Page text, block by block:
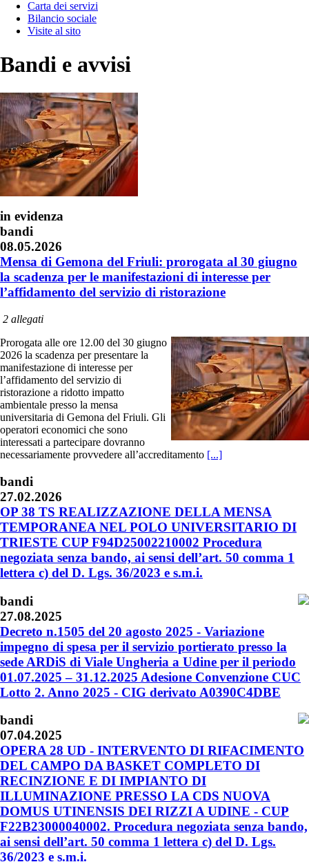
Carta dei servizi
Bilancio sociale
Visite al sito
Bandi e avvisi
in evidenza
bandi
08.05.2026
Mensa di Gemona del Friuli: prorogata al 30 giugno
la scadenza per le manifestazioni di interesse per
l’affidamento del servizio di ristorazione
2 allegati
Prorogata alle ore 12.00 del 30 giugno
2026 la scadenza per presentare la
manifestazione di interesse per
l’affidamento del servizio di
ristorazione a ridotto impatto
ambientale presso la mensa
universitaria di Gemona del Friuli. Gli
operatori economici che sono
interessati a partecipare dovranno
necessariamente provvedere all’accreditamento [...]
bandi
27.02.2026
OP 38 TS REALIZZAZIONE DELLA MENSA
TEMPORANEA NEL POLO UNIVERSITARIO DI
TRIESTE CUP F94D25002210002 Procedura
negoziata senza bando, ai sensi dell’art. 50 comma 1
lettera c) del D. Lgs. 36/2023 e s.m.i.
bandi
27.08.2025
Decreto n.1505 del 20 agosto 2025 - Variazione
impegno di spesa per il servizio portierato presso la
sede ARDiS di Viale Ungheria a Udine per il periodo
01.07.2025 – 31.12.2025 Adesione Convenzione CUC
Lotto 2. Anno 2025 - CIG derivato A0390C4DBE
bandi
07.04.2025
OPERA 28 UD - INTERVENTO DI RIFACIMENTO
DEL CAMPO DA BASKET COMPLETO DI
RECINZIONE E DI IMPIANTO DI
ILLUMINAZIONE PRESSO LA CDS NUOVA
DOMUS UTINENSIS DEI RIZZI A UDINE - CUP
F22B23000040002. Procedura negoziata senza bando,
ai sensi dell’art. 50 comma 1 lettera c) del D. Lgs.
36/2023 e s.m.i.